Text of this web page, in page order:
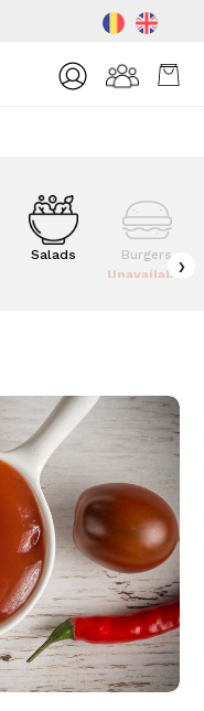
Salads
Burgers
Unavailable›